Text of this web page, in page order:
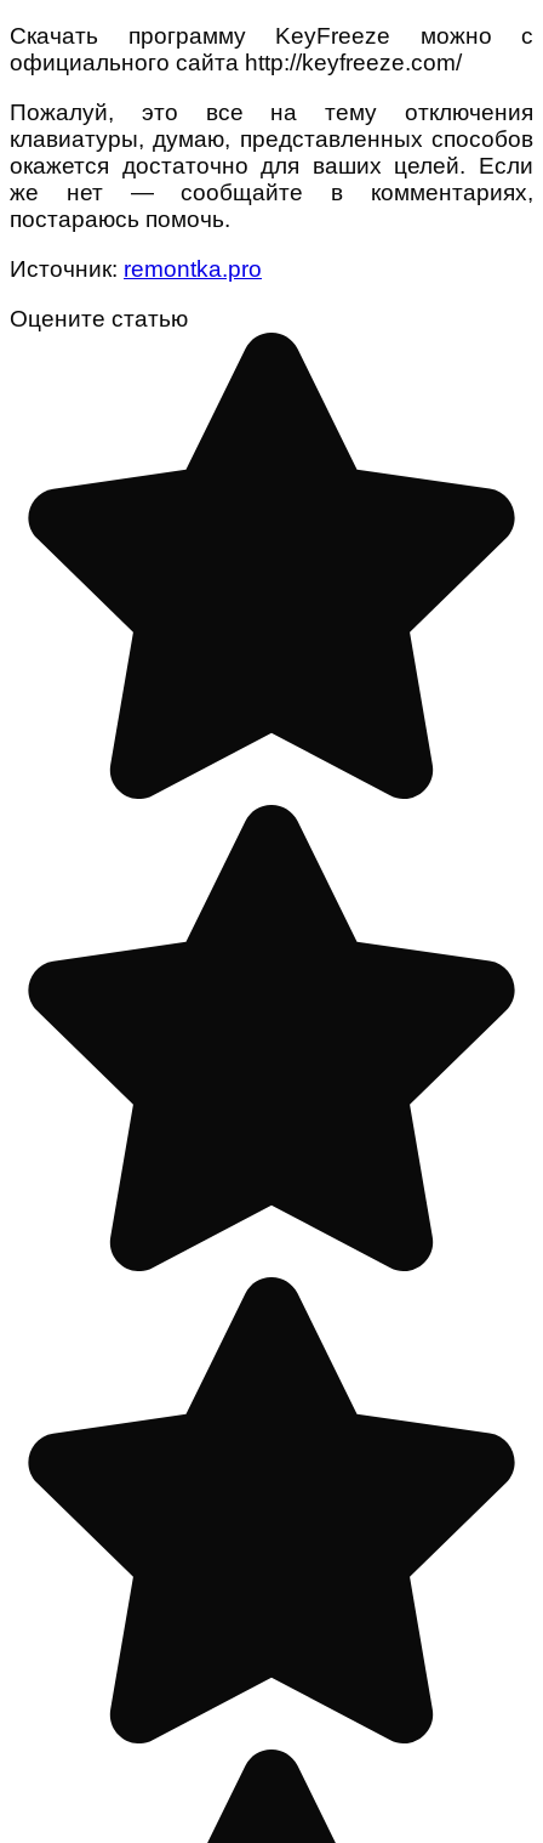
Скачать программу KeyFreeze можно с
официального сайта http://keyfreeze.com/
Пожалуй, это все на тему отключения
клавиатуры, думаю, представленных способов
окажется достаточно для ваших целей. Если
же нет — сообщайте в комментариях,
постараюсь помочь.
Источник: remontka.pro
Оцените статью